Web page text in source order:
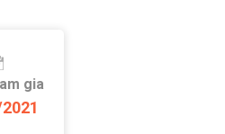
gia